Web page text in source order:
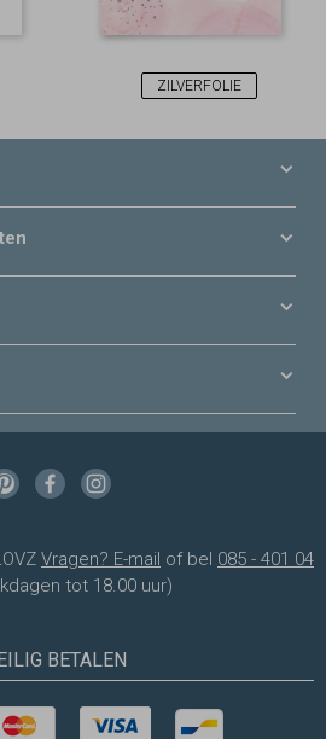
ZILVERFOLIE
Vragen? E-mail of bel 085 - 401 04
tot 18.00 uur)
BETALEN